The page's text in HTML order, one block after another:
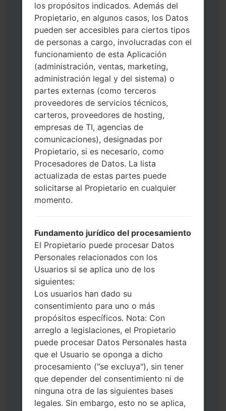
Descargue a su PC: la última versión de
Odin 3.
A continuación, extraiga el archivo de
firmware.
Debe obtener 1 (si es archivo 1, elíjalo aquí)
o 5 (si es archivo 5, selecciónelo aquí):
AP: "Sistema y Recuperación"
CP: "Módem y Radio"
CSC _ ***: "País y región y operador"
HOME_CSC _ ***: "País y regióny
operador"
Agregue todos los archivos a Odin 3.
Si desea hacer clean flash, use CSC _ *** o
use HOME_CSC _ *** para mantener sus
datos y aplicaciones.
Ahora apague su teléfono y entre al Modo
de Descarga. Cómo hacer todos los
tecla de Encendido, el botón de Subir
volumen y la tecla de Bixby.
Presione y mantenga presionadas las
teclas de Subir y de Bajar volumen y
luego conecte un cable USB.
Presione y mantenga presionados la
tecla de Encendido, el botón de Bajar
volumen y la tecla de Inicio.
Conecte un cable USB, luego
mantenga presionados el botón de Bixby
y la tecla de Bajar volumen.
Presione y mantenga presionados la
tecla de Encendido y el botón de Subir
volumen.
Luego, conecte su dispositivo a PC, Odin
los propósitos indicados. Además del
Propietario, en algunos casos, los Datos
pueden ser accesibles para ciertos tipos
de personas a cargo, involucradas con el
funcionamiento de esta Aplicación
(administración, ventas, marketing,
administración legal y del sistema) o
partes externas (como terceros
proveedores de servicios técnicos,
carteros, proveedores de hosting,
empresas de TI, agencias de
comunicaciones), designadas por
Propietario, si es necesario, como
Procesadores de Datos. La lista
actualizada de estas partes puede
solicitarse al Propietario en cualquier
momento.
Fundamento jurídico del procesamiento
El Propietario puede procesar Datos
Personales relacionados con los
Usuarios si se aplica uno de los
siguientes:
Los usuarios han dado su
consentimiento para uno o más
propósitos específicos. Nota: Con
arreglo a legislaciones, el Propietario
puede procesar Datos Personales hasta
que el Usuario se oponga a dicho
procesamiento ("se excluya"), sin tener
que depender del consentimiento ni de
ninguna otra de las siguientes bases
legales. Sin embargo, esto no se aplica,